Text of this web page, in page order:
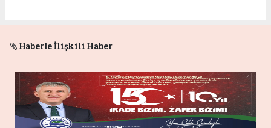
Haberle İlişkili Haber